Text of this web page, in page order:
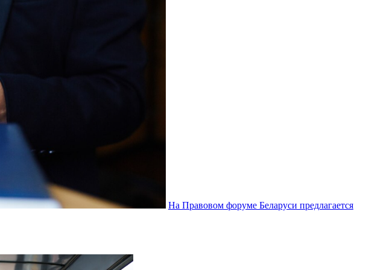
На Правовом форуме Беларуси предлагается